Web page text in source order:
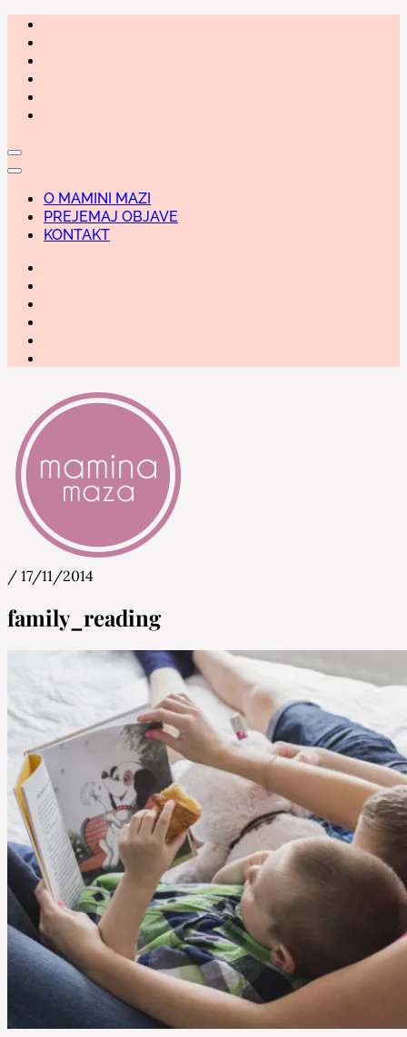
Skip
content
O MAMINI MAZI
PREJEMAJ OBJAVE
KONTAKT
Mamina Maza
/ 17/11/2014
family_reading